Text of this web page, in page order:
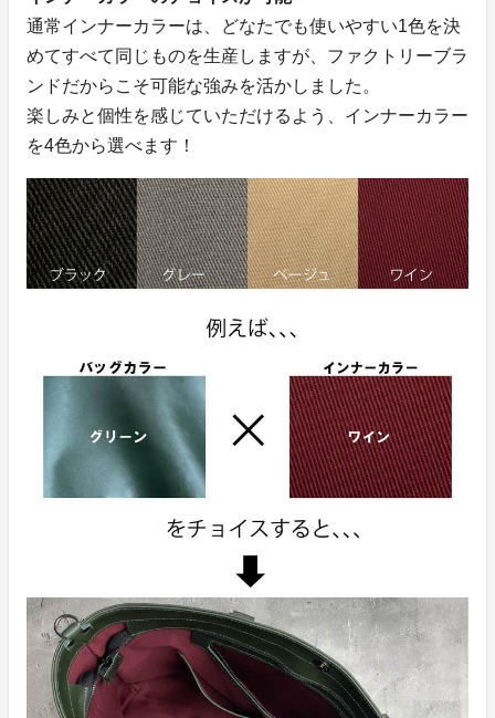
通常インナーカラーは、どなたでも使いやすい1色を決
めてすべて同じものを生産しますが、ファクトリーブラ
ンドだからこそ可能な強みを活かしました。
楽しみと個性を感じていただけるよう、インナーカラー
を4色から選べます！